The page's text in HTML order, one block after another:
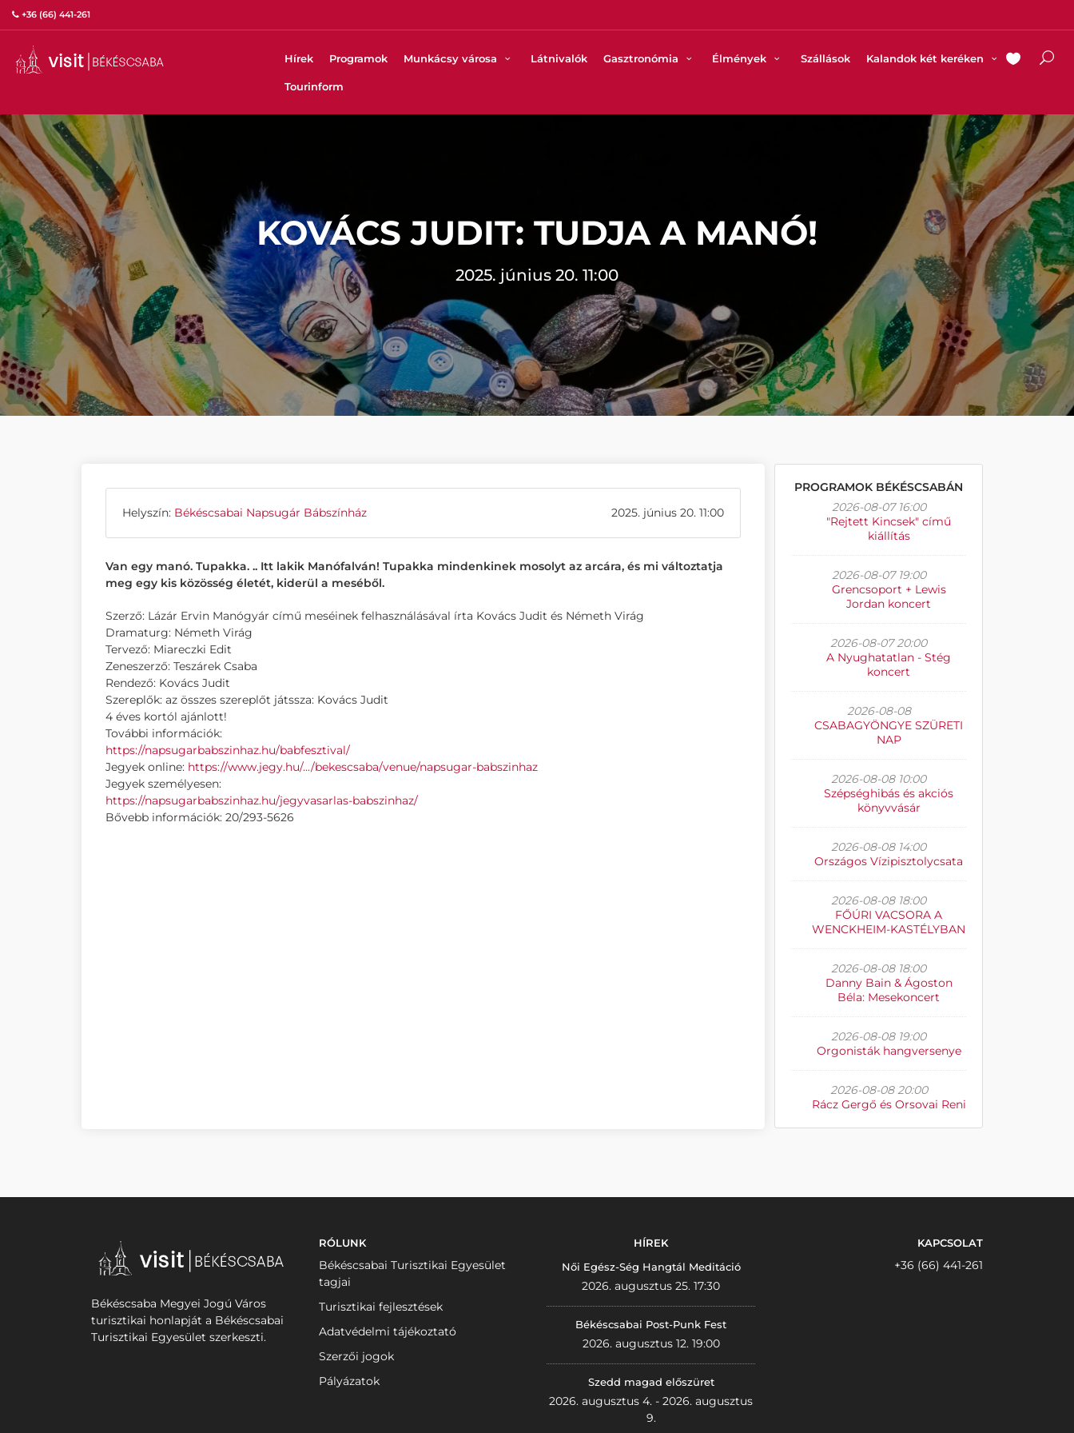
+36 (66) 441-261
Hírek Programok Munkácsy városa Látnivalók Gasztronómia Élmények Szállások Kalandok két keréken
Tourinform
KOVÁCS JUDIT: TUDJA A MANÓ!
2025. június 20. 11:00
Helyszín: Békéscsabai Napsugár Bábszínház 2025. június 20. 11:00
Van egy manó. Tupakka. .. Itt lakik Manófalván! Tupakka mindenkinek mosolyt az arcára, és mi változtatja
meg egy kis közösség életét, kiderül a meséből.
Szerző: Lázár Ervin Manógyár című meséinek felhasználásával írta Kovács Judit és Németh Virág
Dramaturg: Németh Virág
Tervező: Miareczki Edit
Zeneszerző: Teszárek Csaba
Rendező: Kovács Judit
Szereplők: az összes szereplőt játssza: Kovács Judit
4 éves kortól ajánlott!
További információk:
https://napsugarbabszinhaz.hu/babfesztival/
Jegyek online: https://www.jegy.hu/.../bekescsaba/venue/napsugar-babszinhaz
Jegyek személyesen:
https://napsugarbabszinhaz.hu/jegyvasarlas-babszinhaz/
Bővebb információk: 20/293-5626
PROGRAMOK BÉKÉSCSABÁN
2026-08-07 16:00
"Rejtett Kincsek" című
kiállítás
2026-08-07 19:00
Grencsoport + Lewis
Jordan koncert
2026-08-07 20:00
A Nyughatatlan - Stég
koncert
2026-08-08
CSABAGYÖNGYE SZÜRETI
NAP
2026-08-08 10:00
Szépséghibás és akciós
könyvvásár
2026-08-08 14:00
Országos Vízipisztolycsata
2026-08-08 18:00
FŐÚRI VACSORA A
WENCKHEIM-KASTÉLYBAN
2026-08-08 18:00
Danny Bain & Ágoston
Béla: Mesekoncert
2026-08-08 19:00
Orgonisták hangversenye
2026-08-08 20:00
Rácz Gergő és Orsovai Reni
Békéscsaba Megyei Jogú Város
turisztikai honlapját a Békéscsabai
Turisztikai Egyesület szerkeszti.
RÓLUNK
Békéscsabai Turisztikai Egyesület
tagjai
Turisztikai fejlesztések
Adatvédelmi tájékoztató
Szerzői jogok
Pályázatok
HÍREK
Női Egész-Ség Hangtál Meditáció
2026. augusztus 25. 17:30
Békéscsabai Post-Punk Fest
2026. augusztus 12. 19:00
Szedd magad előszüret
2026. augusztus 4. - 2026. augusztus
9.
KAPCSOLAT
+36 (66) 441-261